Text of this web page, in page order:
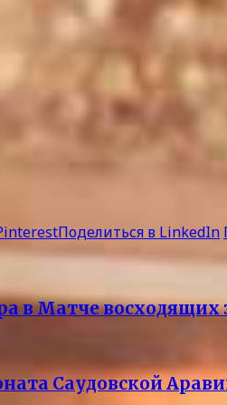
Поделиться в LinkedIn
в Матче восходящих
Саудовской